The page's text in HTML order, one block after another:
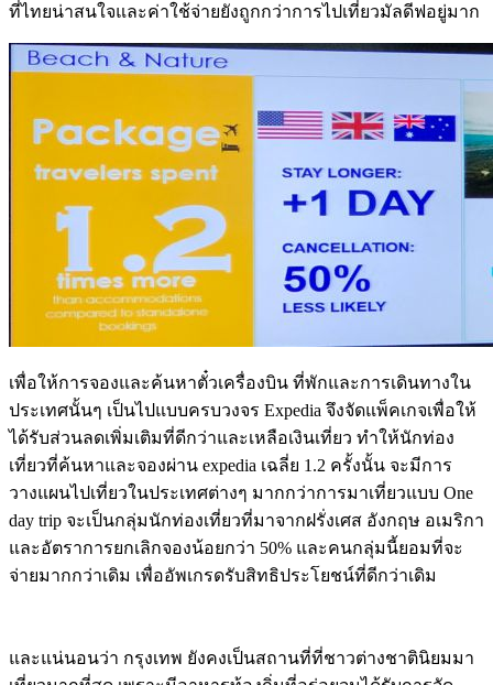
ที่ไทยน่าสนใจและค่าใช้จ่ายยังถูกกว่าการไปเที่ยวมัลดีฟอยู่มาก
เพื่อให้การจองและค้นหาตั๋วเครื่องบิน ที่พักและการเดินทางใน
ประเทศนั้นๆ เป็นไปแบบครบวงจร Expedia จึงจัดแพ็คเกจเพื่อให้
ได้รับส่วนลดเพิ่มเติมที่ดีกว่าและเหลือเงินเที่ยว ทำให้นักท่อง
เที่ยวที่ค้นหาและจองผ่าน expedia เฉลี่ย 1.2 ครั้งนั้น จะมีการ
วางแผนไปเที่ยวในประเทศต่างๆ มากกว่าการมาเที่ยวแบบ One
day trip จะเป็นกลุ่มนักท่องเที่ยวที่มาจากฝรั่งเศส อังกฤษ อเมริกา
และอัตราการยกเลิกจองน้อยกว่า 50% และคนกลุ่มนี้ยอมที่จะ
จ่ายมากกว่าเดิม เพื่ออัพเกรดรับสิทธิประโยชน์ที่ดีกว่าเดิม
และแน่นอนว่า กรุงเทพ ยังคงเป็นสถานที่ที่ชาวต่างชาตินิยมมา